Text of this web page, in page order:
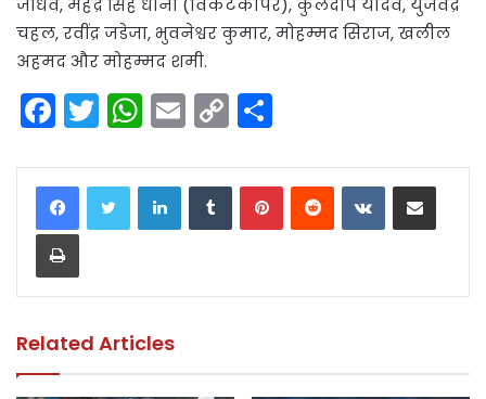
जाधव, महेंद्र सिंह धोनी (विकेटकीपर), कुलदीप यादव, युजवेंद्र
चहल, रवींद्र जडेजा, भुवनेश्वर कुमार, मोहम्मद सिराज, खलील
अहमद और मोहम्मद शमी.
F
c
e
b
o
k
T
itt
er
W
a
ts
p
E
ai
l
C
p
y
n
ar
e
LinkedInTumblrPinterestReddit VKontakteShare via Email
Print
Related Articles